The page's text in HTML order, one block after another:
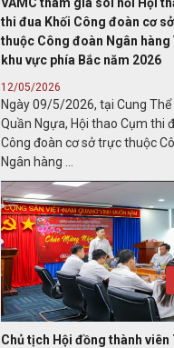
thi đua Khối Công đoàn cơ
thuộc Công đoàn Ngân hàng
khu vực phía Bắc năm 2026
12/05/2026
Ngày 09/5/2026, tại Cung Thể
Quần Ngựa, Hội thao Cụm thi
Công đoàn cơ sở trực thuộc
Ngân hàng ...
Chủ tịch Hội đồng thành viên